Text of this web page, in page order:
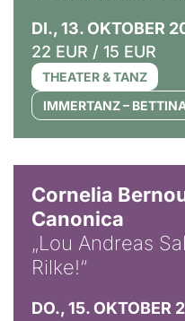
DI., 13. OKTOBER
22 EUR / 15 EUR
THEATER & TANZ
IMMERTANZ –
Cornelia
Canonica
„Lou Andreas
Rilke!“
DO., 15. OKTOBER